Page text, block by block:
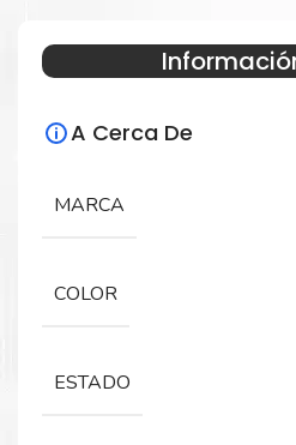
Canon
Rendimiento:
A Cerca De
MARCA
COLOR
ESTADO